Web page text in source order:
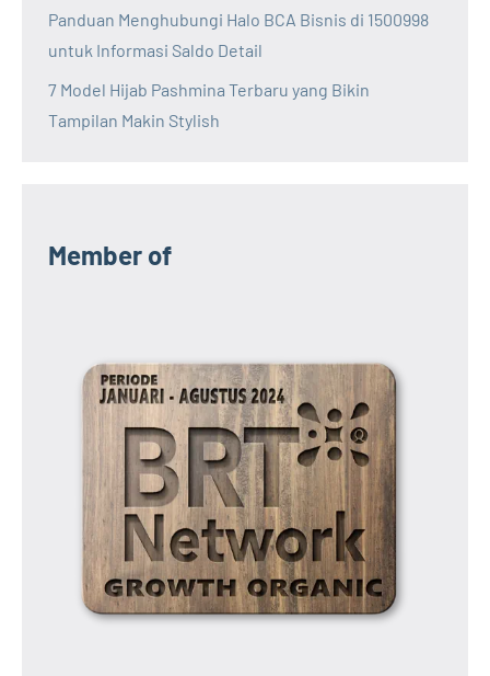
Panduan Menghubungi Halo BCA Bisnis di 1500998
untuk Informasi Saldo Detail
7 Model Hijab Pashmina Terbaru yang Bikin
Tampilan Makin Stylish
Member of